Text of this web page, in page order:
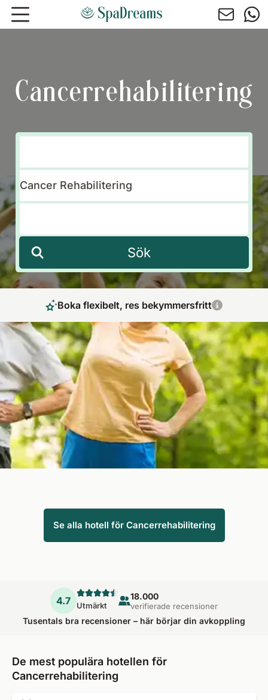
Hoppa till huvudinnehåll
Cancerrehabilitering
Sök
Boka flexibelt, res bekymmersfritt
Rehabilitering efter cancer: återhämtning efter
kemo- och strålbehandling
Nästan alla svenskar har på något sätt kommit i kontakt med
cancer. Efter behandlingen kan cancerrehabilitering vara till
hjälp, till exempel som kur efter strålbehandling. SpaDreams
har många program för att stödja din återhämtning efter en
avslutad behandling.
Se alla hotell för Cancerrehabilitering
4.7 Utmärkt
18.000
verifierade recensioner
Tusentals bra recensioner – här börjar din avkoppling
De mest populära hotellen för
Cancerrehabilitering